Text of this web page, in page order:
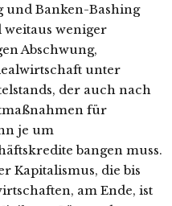
und Banken-Bashing
weniger
Abschwung,
unter
der auch nach
für
je um
bangen muss.
Kapitalismus, die bis
am Ende, ist